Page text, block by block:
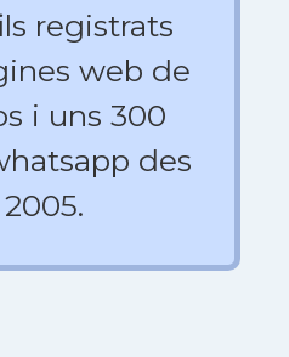
registrats
web de
i uns 300
des